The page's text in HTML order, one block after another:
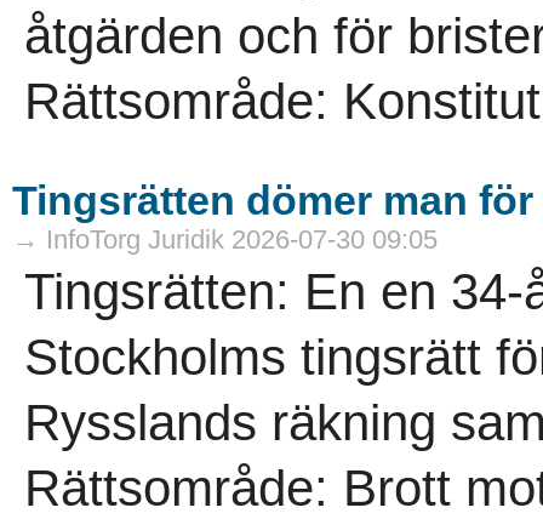
åtgärden och för
Rättsområde:
Tingsrätten dömer man
→ InfoTorg Juridik 2026-07-30 09:05
Tingsrätten: En en
Stockholms tingsrätt
Rysslands räkning
Rättsområde: Brott